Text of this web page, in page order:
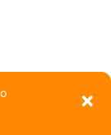
Reservados.